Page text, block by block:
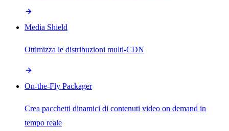
Media Shield
Ottimizza le distribuzioni multi-CDN
On-the-Fly Packager
Crea pacchetti dinamici di contenuti video on demand in
tempo reale